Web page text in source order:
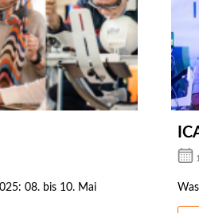
08. bis 10. Mai